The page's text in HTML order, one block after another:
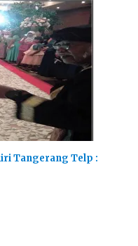
Tangerang Telp :